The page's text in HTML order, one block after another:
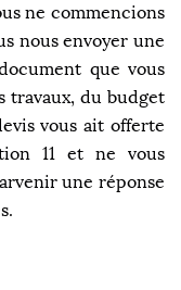
ne commencions
nous envoyer une
que vous
travaux, du budget
vous ait offerte
11 et ne vous
une réponse